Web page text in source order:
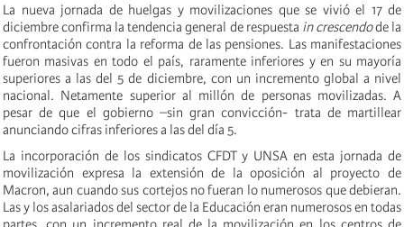
La nueva jornada de huelgas y movilizaciones que se vivió el 17 de
diciembre confirma la tendencia general de respuesta in crescendode la
confrontación contra la reforma de las pensiones. Las manifestaciones
fueron masivas en todo el país, raramente inferiores y en su mayoría
superiores a las del 5 de diciembre, con un incremento global a nivel
nacional. Netamente superior al millón de personas movilizadas. A
pesar de que el gobierno –sin gran convicción- trata de martillear
anunciando cifras inferiores a las del día 5.
La incorporación de los sindicatos CFDT y UNSA en esta jornada de
movilización expresa la extensión de la oposición al proyecto de
Macron, aun cuando sus cortejos no fueran lo numerosos que debieran.
Las y los asalariados del sector de la Educación eran numerosos en todas